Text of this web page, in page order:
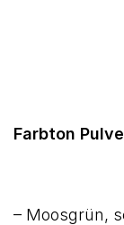
Farbton
– Moosgrün,